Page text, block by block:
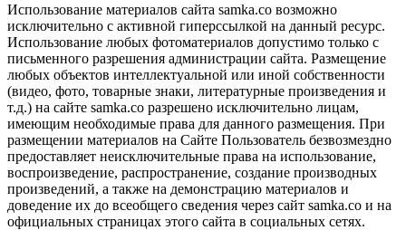
Использование материалов сайта samka.co возможно
исключительно с активной гиперссылкой на данный ресурс.
Использование любых фотоматериалов допустимо только с
письменного разрешения администрации сайта. Размещение
любых объектов интеллектуальной или иной собственности
(видео, фото, товарные знаки, литературные произведения и
т.д.) на сайте samka.co разрешено исключительно лицам,
имеющим необходимые права для данного размещения. При
размещении материалов на Сайте Пользователь безвозмездно
предоставляет неисключительные права на использование,
воспроизведение, распространение, создание производных
произведений, а также на демонстрацию материалов и
доведение их до всеобщего сведения через сайт samka.co и на
официальных страницах этого сайта в социальных сетях.